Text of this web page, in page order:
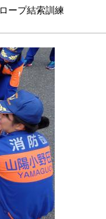
ロープ結索訓練